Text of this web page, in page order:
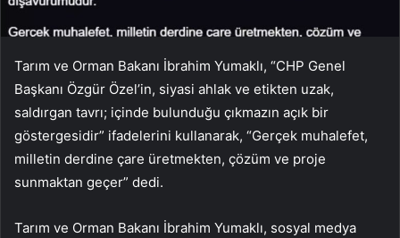
Tarım ve Orman Bakanı İbrahim Yumaklı, “CHP Genel
Başkanı Özgür Özel’in, siyasi ahlak ve etikten uzak,
saldırgan tavrı; içinde bulunduğu çıkmazın açık bir
göstergesidir” ifadelerini kullanarak, “Gerçek muhalefet,
milletin derdine çare üretmekten, çözüm ve proje
sunmaktan geçer” dedi.
Tarım ve Orman Bakanı İbrahim Yumaklı, sosyal medya